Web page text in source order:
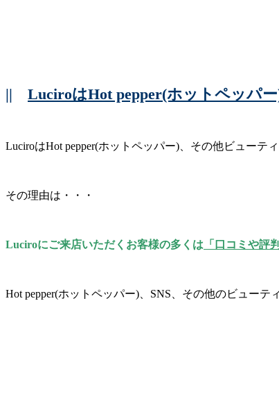
|| LuciroはHot pepper(ホットペッパ
LuciroはHot pepper(ホットペッパー)、その他ビューテ
その理由は・・・
Luciroにご来店いただくお客様の多くは 「口コミや評
Hot pepper(ホットペッパー)、SNS、その他のビュー